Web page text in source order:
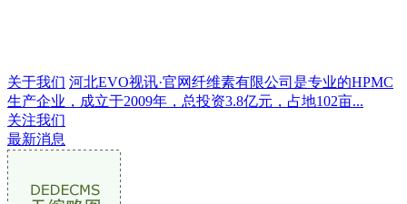
关于我们 河北EVO视讯·官网纤维素有限公司是专业的HPMC
生产企业，成立于2009年，总投资3.8亿元，占地102亩...
关注我们
最新消息